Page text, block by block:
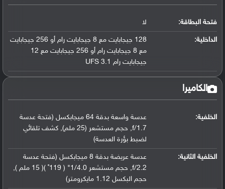
فتحة البطاقة: لا
الداخلية:
128 جيجابايت مع 8 جيجابايت رام أو 256 جيجابايت
مع 8 جيجابايت رام أو 256 جيجابايت مع 12
جيجابايت رام UFS 3.1
الكاميرا
الخلفية:
عدسة واسعة بدقة 64 ميجابكسل (فتحة عدسة
f/1.7, حجم مستشعر (25 ملم), كشف تلقائي
لضبط بؤرة العدسة)
الخلفية الثانية:
عدسة عريضة بدقة 8 ميجابكسل (فتحة عدسة
f/2.2, حجم مستشعر 1/4.0" ( 119˚ )( 15 ملم ),
حجم البكسل 1.12 مايكرومتر)